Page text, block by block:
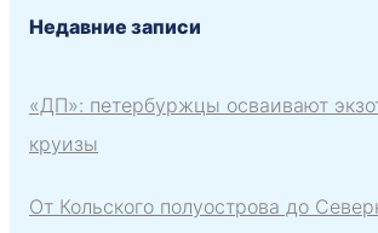
Недавние записи
«ДП»: петербуржцы осваивают
круизы
От Кольского полуострова до